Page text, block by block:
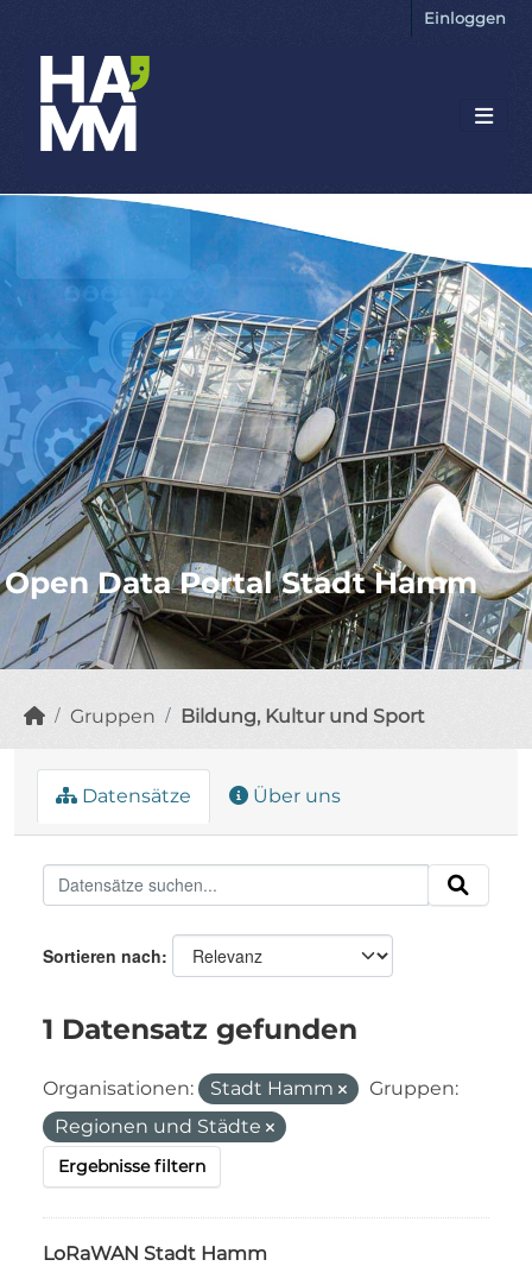
Einloggen
Open Data Portal Stadt Hamm
Gruppen Bildung, Kultur und Sport
Datensätze Über uns
Sortieren nach
1 Datensatz gefunden
Organisationen: Stadt Hamm
Gruppen:
Regionen und Städte
Ergebnisse filtern
LoRaWAN Stadt Hamm